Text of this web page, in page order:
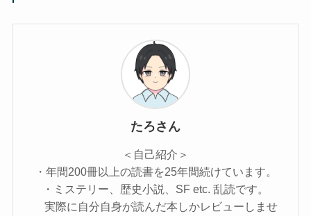
たろさん
＜自己紹介＞
・年間200冊以上の読書を25年間続けています。
・ミステリー、歴史小説、SF etc. 乱読です。
実際に自分自身が読んだ本しかレビューしませ